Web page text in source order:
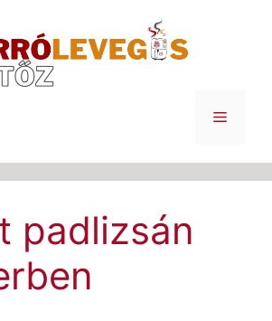
Menü
padlizsán